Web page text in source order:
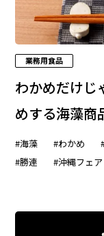
業務用食品
わかめだけじ
めする海藻商
#海藻 #わかめ
#勝連
#沖縄フェア